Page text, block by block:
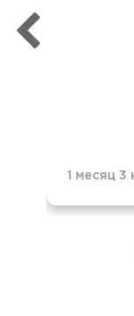
1 месяц 3